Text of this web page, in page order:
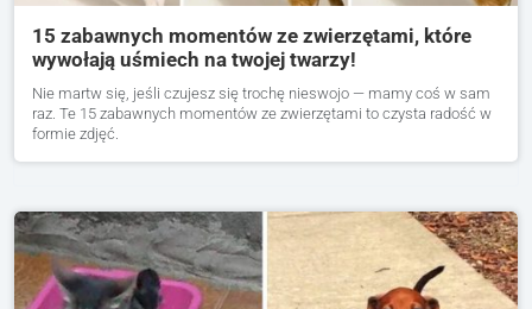
15 zabawnych momentów ze zwierzętami, które
wywołają uśmiech na twojej twarzy!
Nie martw się, jeśli czujesz się trochę nieswojo — mamy coś w sam
raz. Te 15 zabawnych momentów ze zwierzętami to czysta radość w
formie zdjęć.